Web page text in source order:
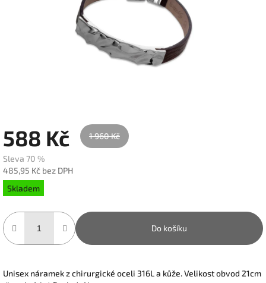
588 Kč 1 960 Kč
Sleva 70 %
485,95 Kč bez DPH
Měrná
cena:
Skladem
Do košíku
Unisex náramek z chirurgické oceli 316L a kůže. Velikost obvod 21cm